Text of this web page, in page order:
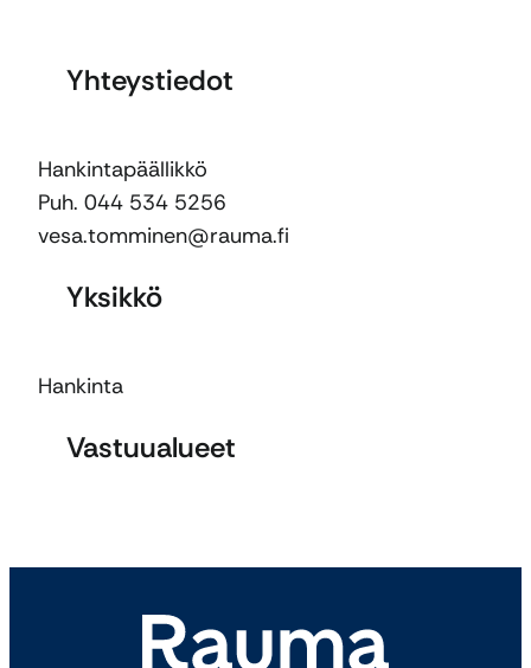
Yhteystiedot
Hankintapäällikkö
Puh. 044 534 5256
vesa.tomminen@rauma.fi
Yksikkö
Hankinta
Vastuualueet